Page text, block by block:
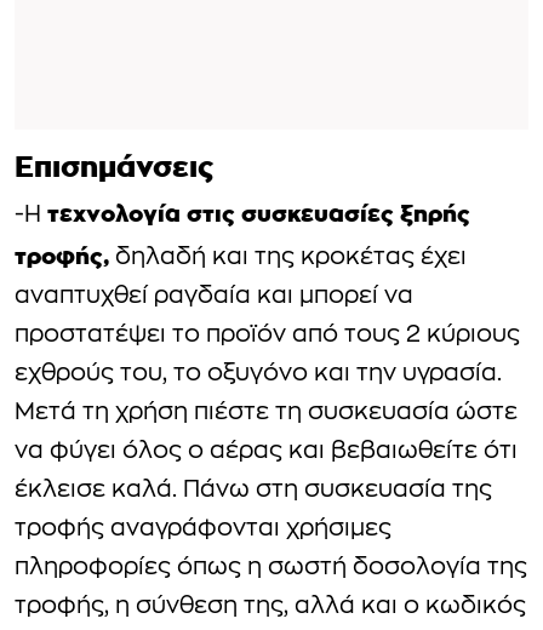
Επισημάνσεις
-Η τεχνολογία στις συσκευασίες ξηρής
τροφής, δηλαδή και της κροκέτας έχει
αναπτυχθεί ραγδαία και μπορεί να
προστατέψει το προϊόν από τους 2 κύριους
εχθρούς του, το οξυγόνο και την υγρασία.
Μετά τη χρήση πιέστε τη συσκευασία ώστε
να φύγει όλος ο αέρας και βεβαιωθείτε ότι
έκλεισε καλά. Πάνω στη συσκευασία της
τροφής αναγράφονται χρήσιμες
πληροφορίες όπως η σωστή δοσολογία της
τροφής, η σύνθεση της, αλλά και ο κωδικός